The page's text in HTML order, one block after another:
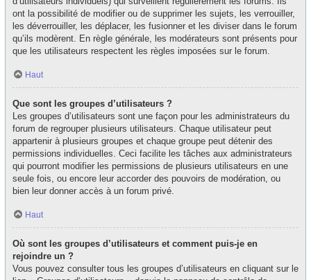
ont la possibilité de modifier ou de supprimer les sujets, les verrouiller,
les déverrouiller, les déplacer, les fusionner et les diviser dans le forum
qu’ils modèrent. En règle générale, les modérateurs sont présents pour
que les utilisateurs respectent les règles imposées sur le forum.
Haut
Que sont les groupes d’utilisateurs ?
Les groupes d’utilisateurs sont une façon pour les administrateurs du
forum de regrouper plusieurs utilisateurs. Chaque utilisateur peut
appartenir à plusieurs groupes et chaque groupe peut détenir des
permissions individuelles. Ceci facilite les tâches aux administrateurs
qui pourront modifier les permissions de plusieurs utilisateurs en une
seule fois, ou encore leur accorder des pouvoirs de modération, ou
bien leur donner accès à un forum privé.
Haut
Où sont les groupes d’utilisateurs et comment puis-je en
rejoindre un ?
Vous pouvez consulter tous les groupes d’utilisateurs en cliquant sur le